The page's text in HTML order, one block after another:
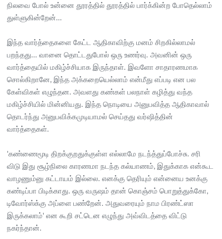
நிலவை போல் உன்னை தூரத்தில் தூரத்தில் பார்க்கின்ற போதெல்லாம்
துள்ளுகின்றேன்...
இந்த வார்த்தைகளை கேட்ட ஆதிகாவிற்கு மனம் சிறகில்லாமல்
பறந்தது... வானை தொட்டதுபோல் ஒரு உணர்வு. அவனின் ஒரு
வார்த்தையில் மகிழ்ச்சியாக இருந்தாள். இவளோ சாதாரணமாக
சொல்கிறானே, இந்த அக்கறையெல்லாம் என்மீது எப்படி என பல
கேள்விகள் எழுந்தன. அவளது கண்கள் பலநாள் கழித்து வந்த
மகிழ்ச்சியில் மின்னியது. இந்த நொடியை அனுபவித்த ஆதிகாவால்
தொடர்ந்து அனுபவிக்கமுடியாமல் செய்தது வர்ஷித்தின்
வார்த்தைகள்.
'கண்ணைமூடி திறக்குறதுக்குள்ள எல்லாமே நடந்த்துப்போச்சு. சரி
விடு இது சூழ்நிலை காரணமா நடந்த கல்யாணம், இதுக்காக என்கூட
வாழணும்னு கட்டாயம் இல்லை. எனக்கு தெரியும் என்னைய உனக்கு
கண்டிப்பா பிடிக்காது. ஒரு வருஷம் தான் கொஞ்சம் பொறுத்துக்கோ,
டிவோர்ஸ்க்கு அப்ளை பண்றேன். அதுவரையும் நாம பிரண்ட்ஸா
இருக்கலாம்' என கூறி சட்டென எழுந்து அவ்விடத்தை விட்டு
நகர்ந்தான்.